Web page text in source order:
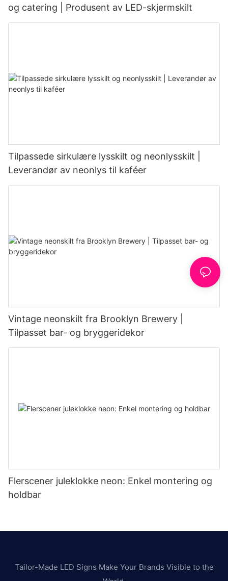
og catering | Produsent av LED-skjermskilt
Tilpassede sirkulære lysskilt og neonlysskilt |
Leverandør av neonlys til kaféer
Vintage neonskilt fra Brooklyn Brewery |
Tilpasset bar- og bryggeridekor
Flerscener juleklokke neon: Enkel montering og
holdbar
Tailor-Made LED Signs Make Your Brands Visible to the